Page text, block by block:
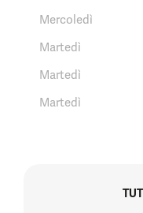
Mercoledì
Martedì
Martedì
Martedì